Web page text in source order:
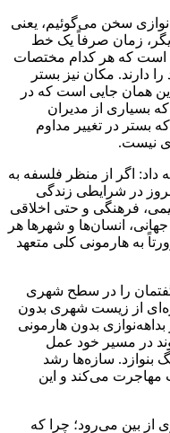
سخن می‌گوئیم، یعنی
زمان صرفاً یک خط
است که هر کدام مختصات
دارند. مکان نیز بستر
همان جایی است که در
بسیاری از مدیران
بستر در تغییر مداوم
نیست.
داد: اگر از منظر فلسفه به
در شرایطی زندگی
فرهنگی و حتی اخلاقی
انسان‌ها و شهرها هر
به هارمونی کلی متعهد
گفتمان را در سطح شهری
از زیست شهری بدون
بدون هارمونی
در مسیر خود عمل
بنوازد. سازه‌ها رشد
مهاجرت می‌کند و این
از بین می‌رود؛ چرا که